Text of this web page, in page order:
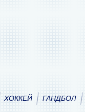
ХОККЕЙ ГАНДБОЛ